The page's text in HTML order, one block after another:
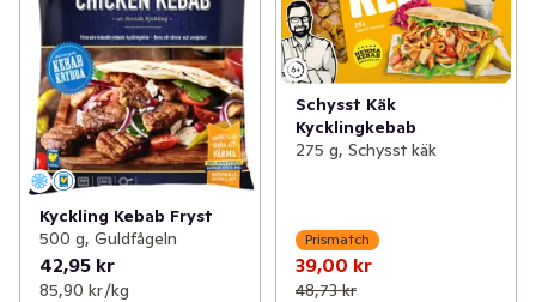
Kyckling Kebab Fryst
500 g, Guldfågeln
42,95 kr
85,90 kr /kg
Schysst Käk
Kycklingkebab
275 g, Schysst käk
Prismatch
39,00 kr
48,73 kr